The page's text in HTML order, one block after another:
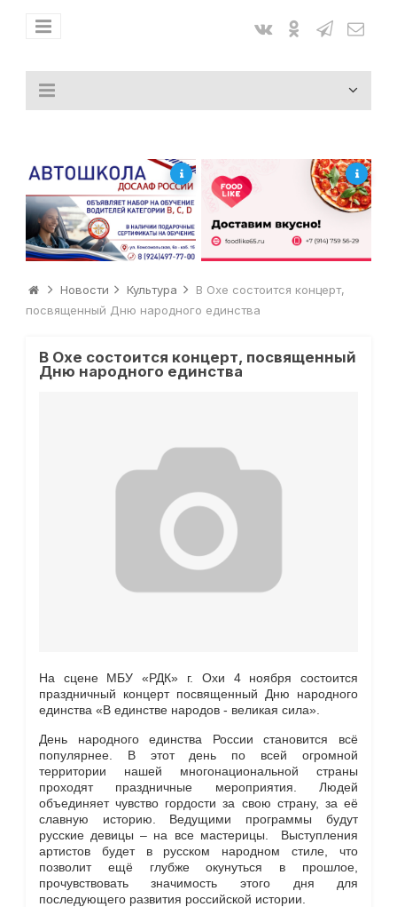
Новости Культура
В Охе состоится концерт,
посвященный Дню народного единства
В Охе состоится концерт, посвященный
Дню народного единства
На сцене МБУ «РДК» г. Охи 4 ноября состоится
праздничный концерт посвященный Дню народного
единства «В единстве народов - великая сила».
День народного единства России становится всё
популярнее. В этот день по всей огромной
территории нашей многонациональной страны
проходят праздничные мероприятия. Людей
объединяет чувство гордости за свою страну, за её
славную историю. Ведущими программы будут
русские девицы – на все мастерицы. Выступления
артистов будет в русском народном стиле, что
позволит ещё глубже окунуться в прошлое,
прочувствовать значимость этого дня для
последующего развития российской истории.